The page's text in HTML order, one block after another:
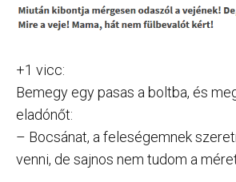
+1 vicc:
Bemegy egy pasas a boltba, és
eladónőt:
– Bocsánat, a feleségemnek
venni, de sajnos nem tudom a